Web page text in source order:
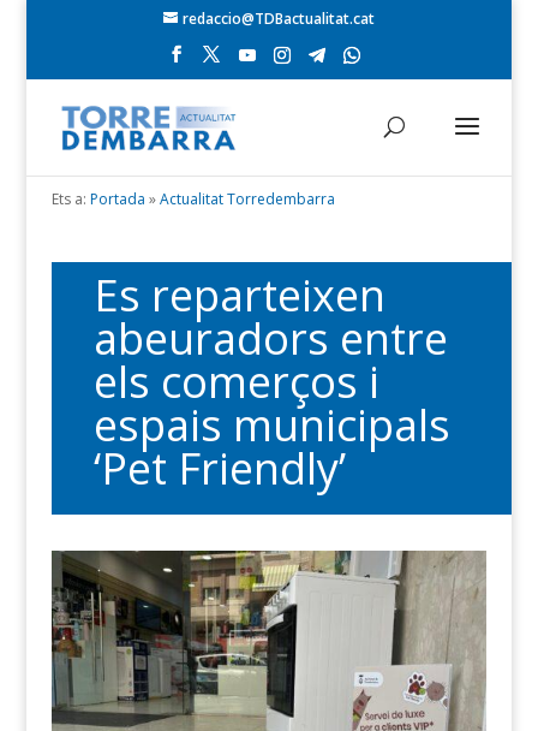
redaccio@TDBactualitat.cat
Ets a: Portada »Actualitat Torredembarra
Es reparteixen
abeuradors entre
els comerços i
espais municipals
‘Pet Friendly’